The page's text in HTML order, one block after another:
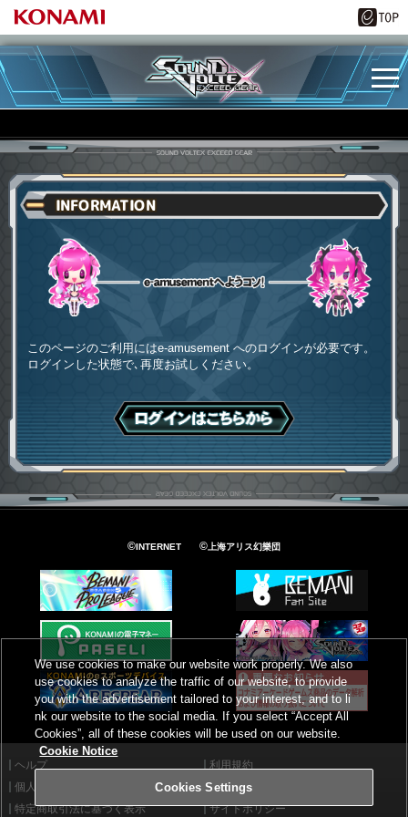
INFORMATION
このページのご利用にはe-amusement へのログインが必要です。
ログインした状態で､再度お試しください。
ログインはこちら
©INTERNET ©上海アリス幻樂団
ヘルプ
利用規約
個人情報等保護方針
外部送信について
特定商取引法に基づく表示
サイトポリシー
We use cookies to make our website work properly. We also
use cookies to analyze the traffic of our website, to provide
you with the advertisement tailored to your interest, and to li
nk our website to the social media. If you select “Accept All
Cookies”, all of these cookies will be used on our website.
Cookie Notice
Cookies Settings